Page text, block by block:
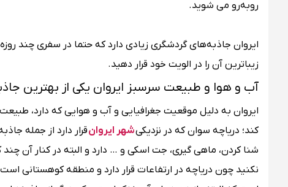
روبه‌رو می شوید.
ایروان جاذبه‌های گردشگری زیادی دارد که حتما در سفری چند
زیباترین آن را در الویت خود قرار دهید.
آب و هوا و طبیعت سرسبز ایروان یکی از بهترین
ایروان به دلیل موقعیت جغرافیایی و آب و هوایی که دارد،
کند؛ دریاچه سوان که در نزدیکیشهر ایروانقرار دارد از جمله
شنا کردن، ماهی گیری، جت اسکی و … دارد و البته در کنار آن چند
نکنید چون دریاچه در ارتفاعات قرار دارد و منطقه کوهستانی